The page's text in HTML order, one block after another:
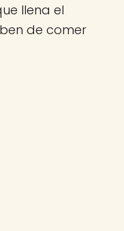
llena el
de comer